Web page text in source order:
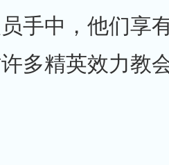
手中，他们享
多精英效力教